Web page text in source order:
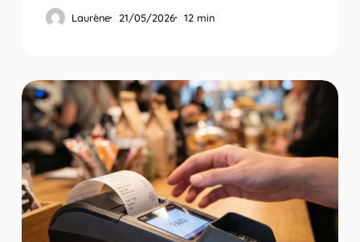
Laurène 21/05/2026 12 min
TPE
et
logiciel
de
caisse
:
intégration
et